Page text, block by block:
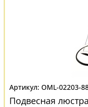
OML-02203-
Подвесная